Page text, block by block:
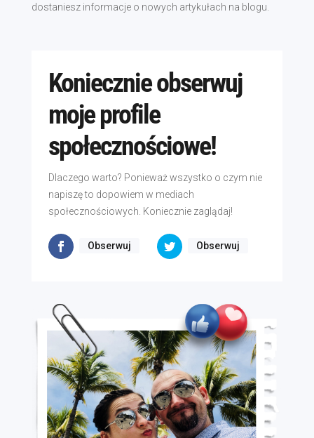
dostaniesz informacje o nowych artykułach na blogu.
Koniecznie obserwuj
moje profile
społecznościowe!
Dlaczego warto? Ponieważ wszystko o czym nie
napiszę to dopowiem w mediach
społecznościowych. Koniecznie zaglądaj!
Obserwuj Obserwuj